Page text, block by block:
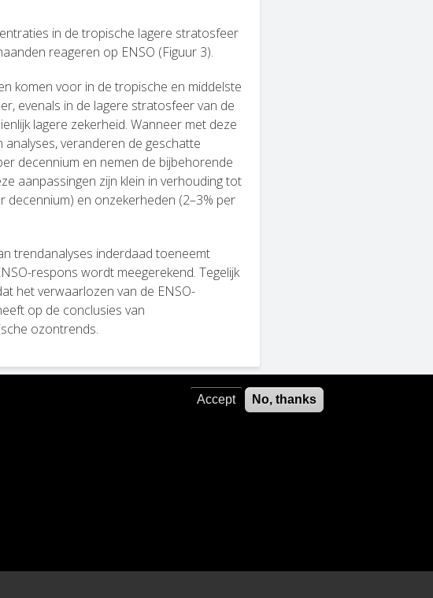
in de tropische lagere stratosfeer
reageren op ENSO (Figuur 3).
komen voor in de tropische en middelste
evenals in de lagere stratosfeer van de
lagere zekerheid. Wanneer met deze
veranderen de geschatte
decennium en nemen de bijbehorende
aanpassingen zijn klein in verhouding tot
decennium) en onzekerheden (2–3% per
trendanalyses inderdaad toeneemt
respons wordt meegerekend. Tegelijk
het verwaarlozen van de ENSO-
op de conclusies van
ozontrends.
Accept No, thanks